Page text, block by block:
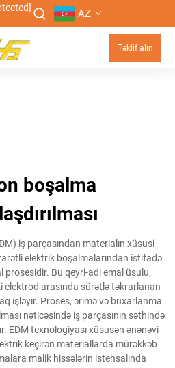
AZ
Təklif alın
boşalma
iş parçasından materialın xüsusi
elektrik boşalmalarından istifadə
prosesidir. Bu qeyri-adi emal üsulu,
elektrod arasında sürətlə təkrarlanan
işləyir. Proses, ərimə və buxarlanma
nəticəsində iş parçasının səthində
EDM texnologiyası xüsusən ənənəvi
keçirən materiallarda mürəkkəb
malik hissələrin istehsalında